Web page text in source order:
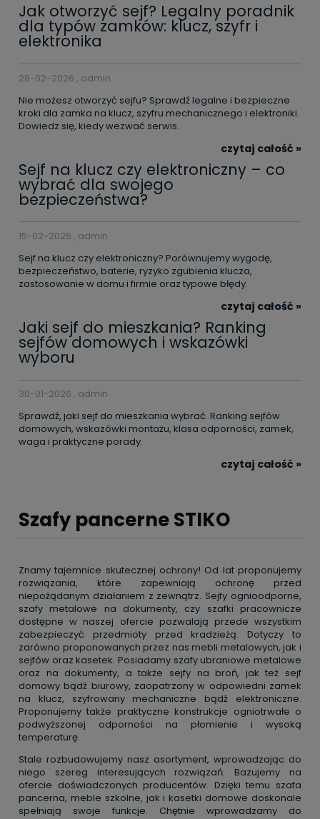
Jak otworzyć sejf? Legalny poradnik
dla typów zamków: klucz, szyfr i
elektronika
28-02-2026 , admin
Nie możesz otworzyć sejfu? Sprawdź legalne i bezpieczne
kroki dla zamka na klucz, szyfru mechanicznego i elektroniki.
Dowiedz się, kiedy wezwać serwis.
czytaj całość »
Sejf na klucz czy elektroniczny – co
wybrać dla swojego
bezpieczeństwa?
15-02-2026 , admin
Sejf na klucz czy elektroniczny? Porównujemy wygodę,
bezpieczeństwo, baterie, ryzyko zgubienia klucza,
zastosowanie w domu i firmie oraz typowe błędy.
czytaj całość »
Jaki sejf do mieszkania? Ranking
sejfów domowych i wskazówki
wyboru
30-01-2026 , admin
Sprawdź, jaki sejf do mieszkania wybrać. Ranking sejfów
domowych, wskazówki montażu, klasa odporności, zamek,
waga i praktyczne porady.
czytaj całość »
Szafy pancerne STIKO
Znamy tajemnice skutecznej ochrony! Od lat proponujemy
rozwiązania, które zapewniają ochronę przed
niepożądanym działaniem z zewnątrz. Sejfy ognioodporne,
szafy metalowe na dokumenty, czy szafki pracownicze
dostępne w naszej ofercie pozwalają przede wszystkim
zabezpieczyć przedmioty przed kradzieżą. Dotyczy to
zarówno proponowanych przez nas mebli metalowych, jak i
sejfów oraz kasetek. Posiadamy szafy ubraniowe metalowe
oraz na dokumenty, a także sejfy na broń, jak też sejf
domowy bądź biurowy, zaopatrzony w odpowiedni zamek
na klucz, szyfrowany mechaniczne bądź elektroniczne.
Proponujemy także praktyczne konstrukcje ogniotrwałe o
podwyższonej odporności na płomienie i wysoką
temperaturę.
Stale rozbudowujemy nasz asortyment, wprowadzając do
niego szereg interesujących rozwiązań. Bazujemy na
ofercie doświadczonych producentów. Dzięki temu szafa
pancerna, meble szkolne, jak i kasetki domowe doskonale
spełniają swoje funkcje. Chętnie wprowadzamy do